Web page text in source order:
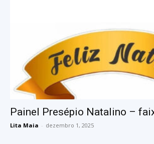
Painel Presépio Natalino –
Lita Maia - dezembro 1, 2025